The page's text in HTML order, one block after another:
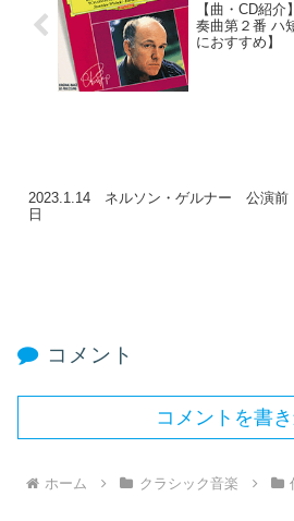
【曲・CD紹
奏曲第２番 ハ
におすすめ】
2023.1.14 ネルソン・ゲルナー 公演前
日
コメント
コメントを書
ホーム クラシック音楽